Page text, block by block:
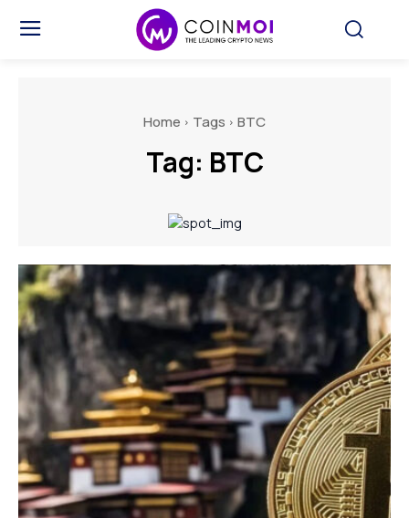
Home Tags BTC
Tag: BTC